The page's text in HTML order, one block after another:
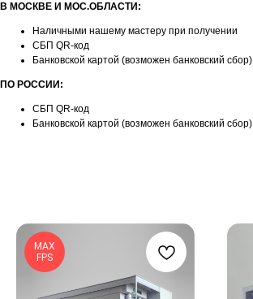
В МОСКВЕ И МОС.ОБЛАСТИ:
Наличными нашему мастеру при получении
СБП QR-код
Банковской картой (возможен банковский сбор)
ПО РОССИИ:
СБП QR-код
Банковской картой (возможен банковский сбор)
MAX
FPS